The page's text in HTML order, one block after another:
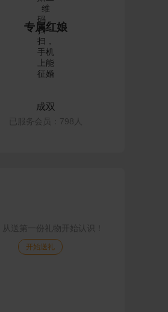
专属红娘
成双
已服务会员：798人
从送第一份礼物开始认识！
开始送礼